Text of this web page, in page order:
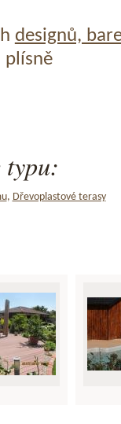
designů,
plísně
typu:
, Dřevoplastové terasy